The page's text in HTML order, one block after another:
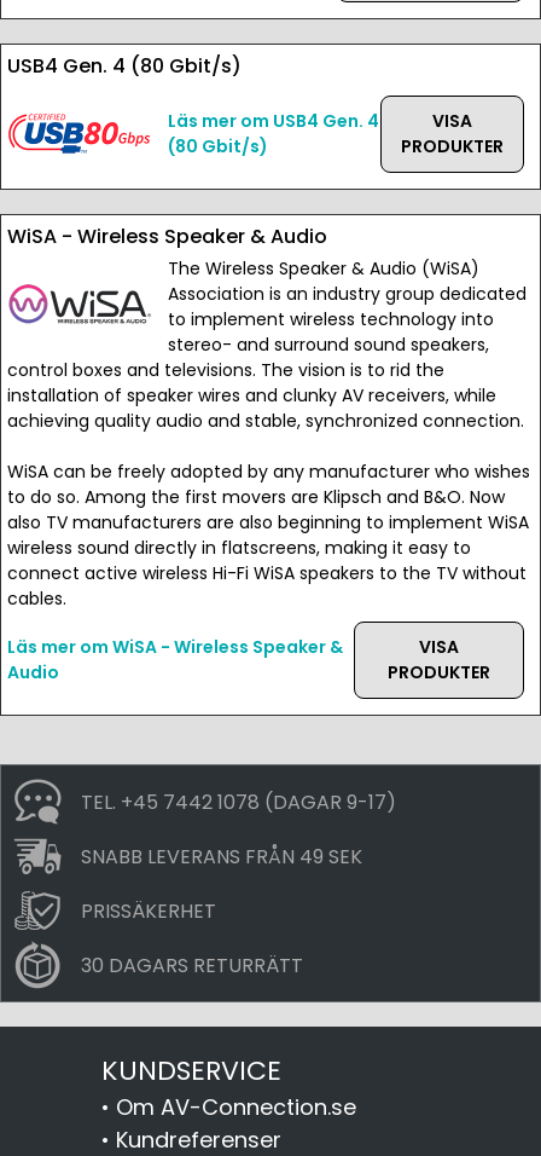
USB4 Gen. 4 (80 Gbit/s)
Läs mer om USB4 Gen. 4
(80 Gbit/s)
VISA
PRODUKTER
WiSA - Wireless Speaker & Audio
The Wireless Speaker & Audio (WiSA)
Association is an industry group dedicated
to implement wireless technology into
stereo- and surround sound speakers,
control boxes and televisions. The vision is to rid the
installation of speaker wires and clunky AV receivers, while
achieving quality audio and stable, synchronized connection.
WiSA can be freely adopted by any manufacturer who wishes
to do so. Among the first movers are Klipsch and B&O. Now
also TV manufacturers are also beginning to implement WiSA
wireless sound directly in flatscreens, making it easy to
connect active wireless Hi-Fi WiSA speakers to the TV without
cables.
Läs mer om WiSA - Wireless Speaker &
Audio
VISA
PRODUKTER
TEL. +45 7442 1078 (DAGAR 9-17)
SNABB LEVERANS FRÅN 49 SEK
PRISSÄKERHET
30 DAGARS RETURRÄTT
KUNDSERVICE
• Om AV-Connection.se
• Kundreferenser